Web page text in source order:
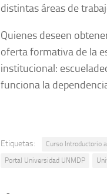
distintas áreas de
Quienes deseen
oferta formativa de la
institucional:
funciona la
Etiquetas: Curso Introductorio
Portal Universidad UNMDP